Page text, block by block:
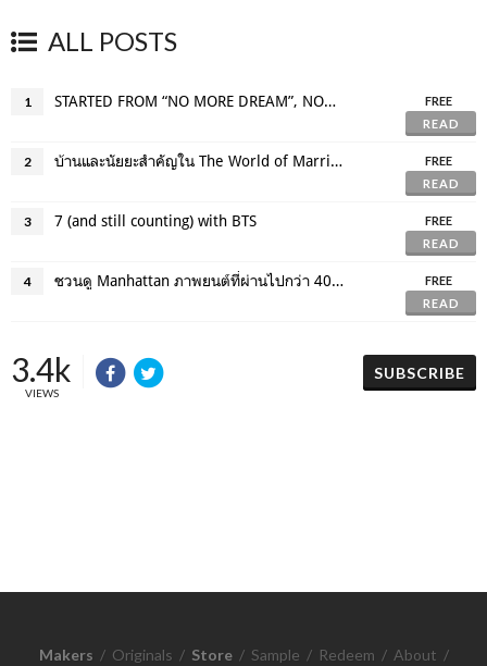
ALL POSTS
1 STARTED FROM “NO MORE DREAM”, NOW BTS IS HERE (LIVIN’ IN AMERICAN DREAM)
FREE
READ
2 บ้านและนัยยะสำคัญใน The World of Married Couple ในวันที่ Home is not where the heart is
FREE
READ
3 7 (and still counting) with BTS
FREE
READ
4 ชวนดู Manhattan ภาพยนต์ที่ผ่านไปกว่า 40 ปีที่ไม่เก่าเลย
FREE
READ
3.4k
VIEWS
SUBSCRIBE
Makers / Originals / Store / Sample / Redeem / About /